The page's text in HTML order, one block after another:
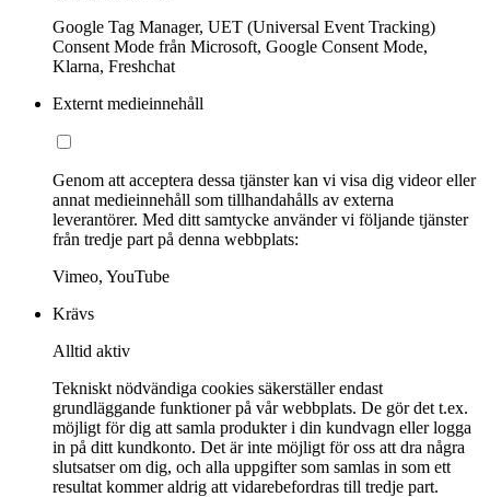
Google Tag Manager, UET (Universal Event Tracking)
Consent Mode från Microsoft, Google Consent Mode,
Klarna, Freshchat
Externt medieinnehåll
Genom att acceptera dessa tjänster kan vi visa dig videor eller
annat medieinnehåll som tillhandahålls av externa
leverantörer. Med ditt samtycke använder vi följande tjänster
från tredje part på denna webbplats:
Vimeo, YouTube
Krävs
Alltid aktiv
Tekniskt nödvändiga cookies säkerställer endast
grundläggande funktioner på vår webbplats. De gör det t.ex.
möjligt för dig att samla produkter i din kundvagn eller logga
in på ditt kundkonto. Det är inte möjligt för oss att dra några
slutsatser om dig, och alla uppgifter som samlas in som ett
resultat kommer aldrig att vidarebefordras till tredje part.